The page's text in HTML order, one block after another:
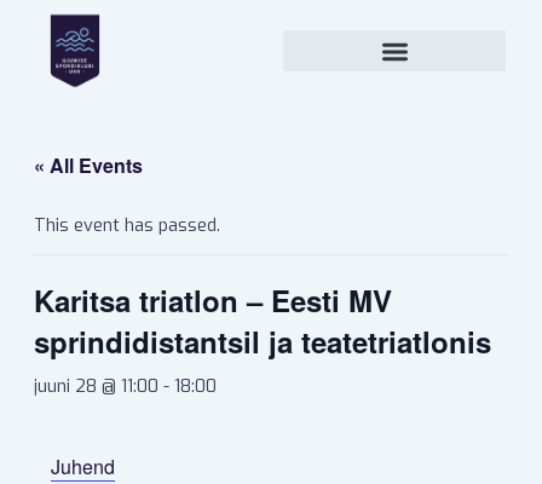
content
« All Events
This event has passed.
Karitsa triatlon – Eesti MV
sprindidistantsil ja teatetriatlonis
juuni 28 @ 11:00 - 18:00
Juhend